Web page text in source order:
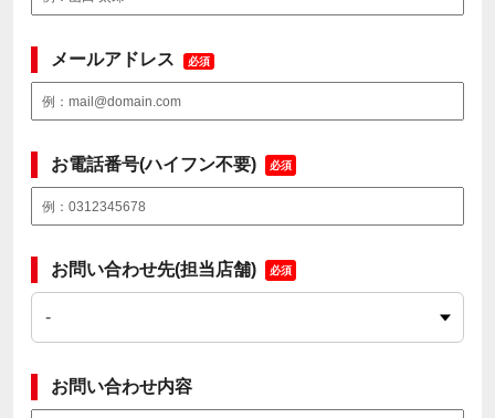
メールアドレス 必須
お電話番号(ハイフン不要) 必須
お問い合わせ先(担当店舗) 必須
お問い合わせ内容